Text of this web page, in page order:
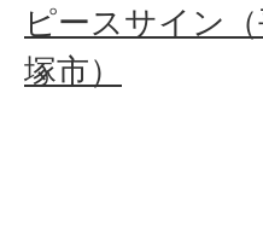
ピースサイン
塚市）